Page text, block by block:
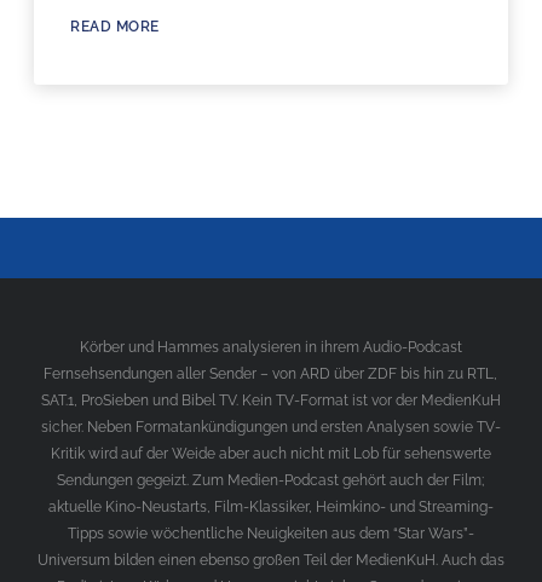
READ MORE
Körber und Hammes analysieren in ihrem Audio-Podcast
Fernsehsendungen aller Sender – von ARD über ZDF bis hin zu RTL,
SAT.1, ProSieben und Bibel TV. Kein TV-Format ist vor der MedienKuH
sicher. Neben Formatankündigungen und ersten Analysen sowie TV-
Kritik wird auf der Weide aber auch nicht mit Lob für sehenswerte
Sendungen gegeizt. Zum Medien-Podcast gehört auch der Film;
aktuelle Kino-Neustarts, Film-Klassiker, Heimkino- und Streaming-
Tipps sowie wöchentliche Neuigkeiten aus dem “Star Wars”-
Universum bilden einen ebenso großen Teil der MedienKuH. Auch das